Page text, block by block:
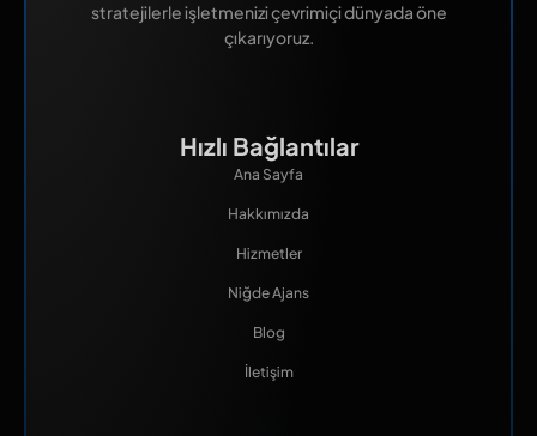
stratejilerle işletmenizi çevrimiçi dünyada öne
çıkarıyoruz.
Hızlı Bağlantılar
Ana Sayfa
Hakkımızda
Hizmetler
Niğde Ajans
Blog
İletişim